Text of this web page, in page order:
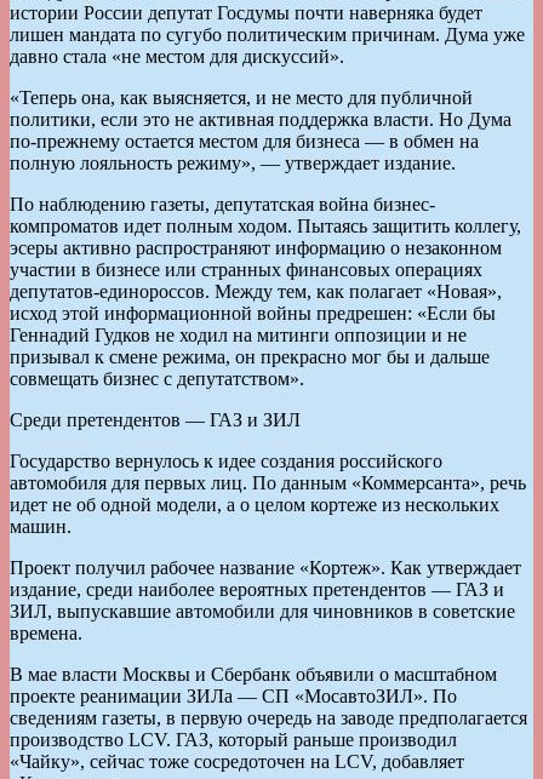
истории России депутат Госдумы почти наверняка будет
лишен мандата по сугубо политическим причинам. Дума уже
давно стала «не местом для дискуссий».
«Теперь она, как выясняется, и не место для публичной
политики, если это не активная поддержка власти. Но Дума
по-прежнему остается местом для бизнеса — в обмен на
полную лояльность режиму», — утверждает издание.
По наблюдению газеты, депутатская война бизнес-
компроматов идет полным ходом. Пытаясь защитить коллегу,
эсеры активно распространяют информацию о незаконном
участии в бизнесе или странных финансовых операциях
депутатов-единороссов. Между тем, как полагает «Новая»,
исход этой информационной войны предрешен: «Если бы
Геннадий Гудков не ходил на митинги оппозиции и не
призывал к смене режима, он прекрасно мог бы и дальше
совмещать бизнес с депутатством».
Среди претендентов — ГАЗ и ЗИЛ
Государство вернулось к идее создания российского
автомобиля для первых лиц. По данным «Коммерсанта», речь
идет не об одной модели, а о целом кортеже из нескольких
машин.
Проект получил рабочее название «Кортеж». Как утверждает
издание, среди наиболее вероятных претендентов — ГАЗ и
ЗИЛ, выпускавшие автомобили для чиновников в советские
времена.
В мае власти Москвы и Сбербанк объявили о масштабном
проекте реанимации ЗИЛа — СП «МосавтоЗИЛ». По
сведениям газеты, в первую очередь на заводе предполагается
производство LCV. ГАЗ, который раньше производил
«Чайку», сейчас тоже сосредоточен на LCV, добавляет